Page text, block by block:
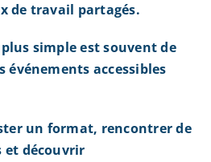
de travail partagés.
simple est souvent de
événements accessibles
un format, rencontrer de
et découvrir